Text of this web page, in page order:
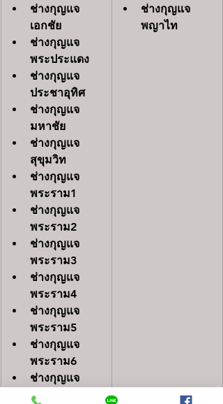
ช่างกุญแจ
เอกชัย
ช่างกุญแจ
พระประแดง
ช่างกุญแจ
ประชาอุทิศ
ช่างกุญแจ
มหาชัย
ช่างกุญแจ
สุขุมวิท
ช่างกุญแจ
พระราม1
ช่างกุญแจ
พระราม2
ช่างกุญแจ
พระราม3
ช่างกุญแจ
พระราม4
ช่างกุญแจ
พระราม5
ช่างกุญแจ
พระราม6
ช่างกุญแจ
พระราม7
ช่างกุญแจ
พญาไท